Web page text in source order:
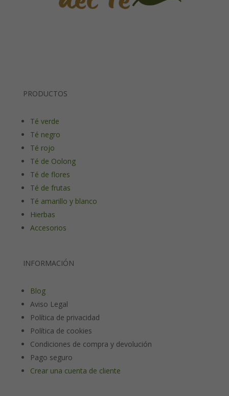
PRODUCTOS
Té verde
Té negro
Té rojo
Té de Oolong
Té de flores
Té de frutas
Té amarillo y blanco
Hierbas
Accesorios
INFORMACIÓN
Blog
Aviso Legal
Política de privacidad
Política de cookies
Condiciones de compra y devolución
Pago seguro
Crear una cuenta de cliente